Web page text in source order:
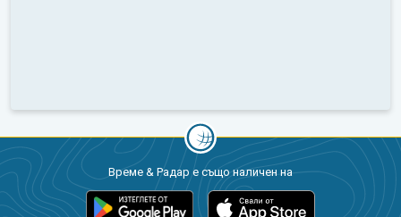
Време & Радар е също наличен на